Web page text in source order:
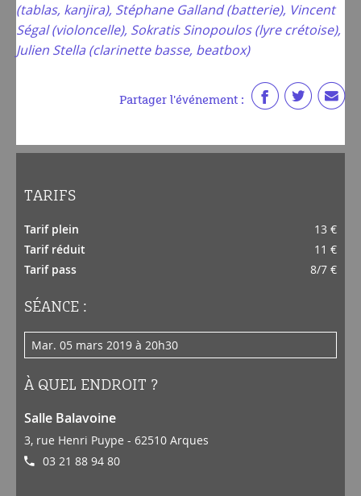
(tablas, kanjira), Stéphane Galland (batterie), Vincent
Ségal (violoncelle), Sokratis Sinopoulos (lyre crétoise),
Julien Stella (clarinette basse, beatbox)
Partager l'événement :
TARIFS
Tarif plein
13 €
Tarif réduit
11 €
Tarif pass
8/7 €
SÉANCE :
mar. 05 mars 2019 à 20h30
À QUEL ENDROIT ?
Salle Balavoine
3, rue Henri Puype - 62510 Arques
03 21 88 94 80